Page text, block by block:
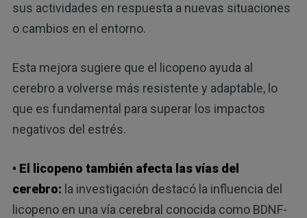
sus actividades en respuesta a nuevas situaciones
o cambios en el entorno.
Esta mejora sugiere que el licopeno ayuda al
cerebro a volverse más resistente y adaptable, lo
que es fundamental para superar los impactos
negativos del estrés.
• El licopeno también afecta las vías del
cerebro: la investigación destacó la influencia del
licopeno en una vía cerebral conocida como BDNF-